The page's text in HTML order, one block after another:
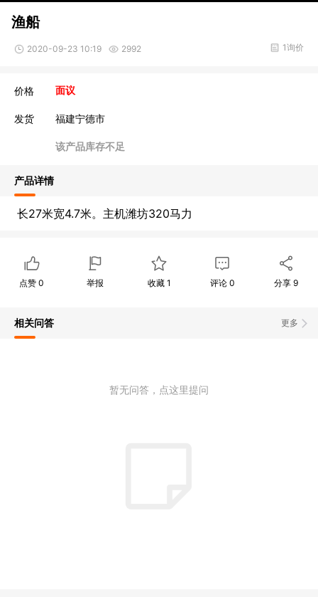
渔船
2020-09-23 10:19 2992 1询价
价格 面议
发货 福建宁德市
该产品库存不足
产品详情
长27米宽4.7米。主机潍坊320马力
点赞0 举报 收藏 1 评论0 分享9
更多
相关问答
暂无问答，点这里提问